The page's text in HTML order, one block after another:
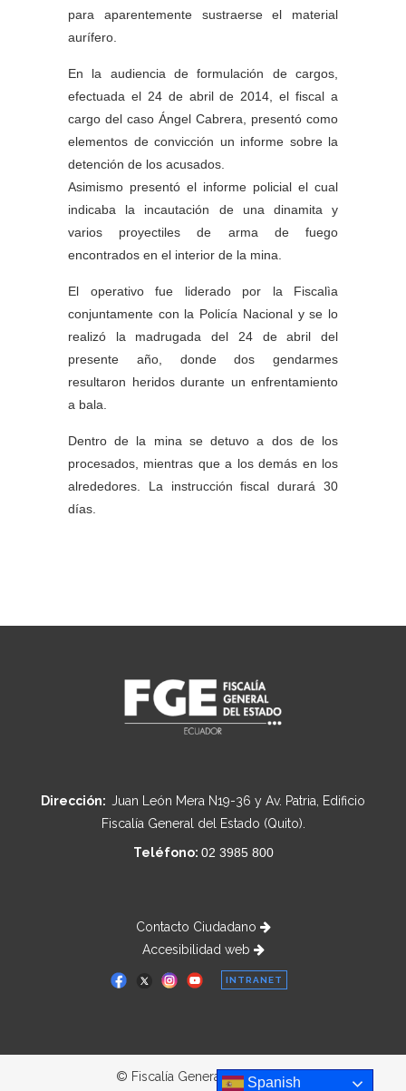
para aparentemente sustraerse el material
aurífero.
En la audiencia de formulación de cargos,
efectuada el 24 de abril de 2014, el fiscal a
cargo del caso Ángel Cabrera, presentó como
elementos de convicción un informe sobre la
detención de los acusados.
Asimismo presentó el informe policial el cual
indicaba la incautación de una dinamita y
varios proyectiles de arma de fuego
encontrados en el interior de la mina.
El operativo fue liderado por la Fiscalìa
conjuntamente con la Policía Nacional y se lo
realizó la madrugada del 24 de abril del
presente año, donde dos gendarmes
resultaron heridos durante un enfrentamiento
a bala.
Dentro de la mina se detuvo a dos de los
procesados, mientras que a los demás en los
alrededores. La instrucción fiscal durará 30
días.
Dirección: Juan León Mera N19-36 y Av. Patria, Edificio
Fiscalía General del Estado (Quito).
Teléfono: 02 3985 800
Contacto Ciudadano
Accesibilidad web
INTRANET
© Fiscalía General del Estado
Spanish